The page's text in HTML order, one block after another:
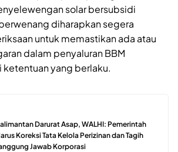
solar bersubsidi
diharapkan segera
untuk memastikan ada atau
dalam penyaluran BBM
ketentuan yang berlaku.
Darurat Asap, WALHI: Pemerintah
Koreksi Tata Kelola Perizinan dan Tagih
Jawab Korporasi